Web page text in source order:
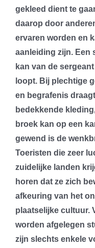
gekleed dient te
daarop door
ervaren worden en
aanleiding zijn. Een
kan van de
loopt. Bij plechtige
en begrafenis
bedekkende
broek kan op een
gewend is de
Toeristen die zeer
zuidelijke landen
horen dat ze zich
afkeuring van het
plaatselijke cultuur.
worden afgelegen
zijn slechts enkele